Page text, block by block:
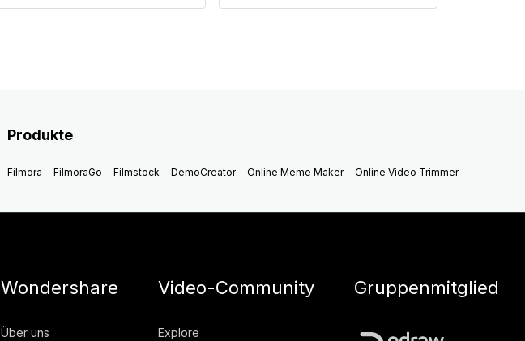
Produkte
Filmora FilmoraGo Filmstock DemoCreator Online Meme Maker Online Video Trimmer
Wondershare
Über uns
Video-Community
Explore
Gruppenmitglied